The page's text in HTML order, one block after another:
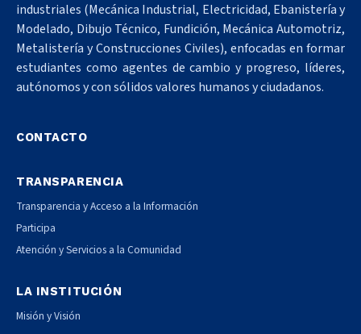
industriales (Mecánica Industrial, Electricidad, Ebanistería y
Modelado, Dibujo Técnico, Fundición, Mecánica Automotriz,
Metalistería y Construcciones Civiles), enfocadas en formar
estudiantes como agentes de cambio y progreso, líderes,
autónomos y con sólidos valores humanos y ciudadanos.
CONTACTO
TRANSPARENCIA
Transparencia y Acceso a la Información
Participa
Atención y Servicios a la Comunidad
LA INSTITUCIÓN
Misión y Visión